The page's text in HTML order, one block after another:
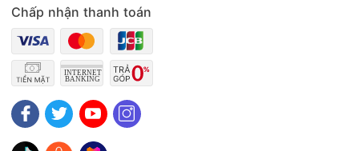
Quạt đứng Vinawind QĐ450-ĐM có góc quay rộng
Quạt đứng cánh 450 mm Vinawind QĐ450-ĐM được trang bị
tính năng quay đều với góc quay lớn, cho phép luồng gió
quạt mát lan tỏa đều khắp mọi góc trong căn phòng. Khả
Chấp nhận thanh toán